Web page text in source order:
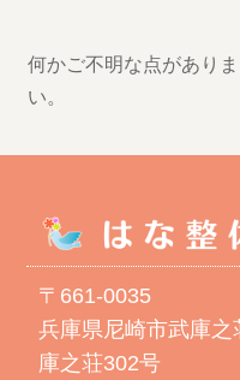
何かご不明な点があり
い。
〒661-0035
兵庫県尼崎市武庫
庫之荘302号